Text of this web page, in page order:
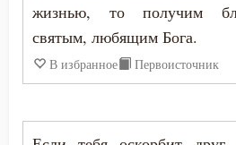
Праздность
Прелюбодеяние
жизнью, то получим
святым, любящим Бога.
В избранное Первоисточник